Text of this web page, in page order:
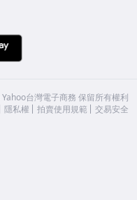
Yahoo台灣電子商務 保留所有權利
隱私權 拍賣使用規範 交易安全